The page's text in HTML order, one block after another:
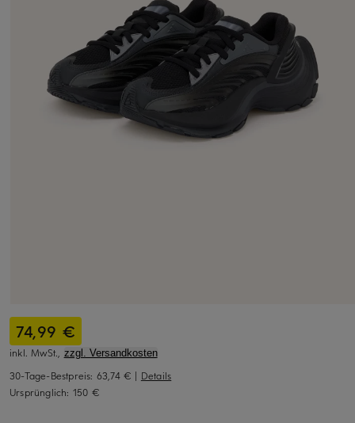
74,99 €
inkl. MwSt., zzgl. Versandkosten
30-Tage-Bestpreis: 63,74 € | Details
Ursprünglich: 150 €